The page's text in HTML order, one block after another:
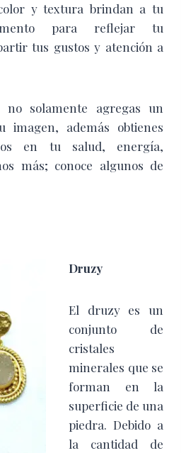
y textura brindan a tu
para reflejar tu
tus gustos y atención a
solamente agregas un
además obtienes
en tu salud, energía,
más; conoce algunos de
Druzy
El druzy es un
conjunto de
cristales
minerales que se
forman en la
superficie de una
piedra. Debido a
la cantidad de